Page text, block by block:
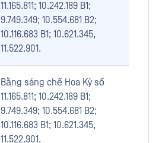
11.165.811; 10.242.189 B1;
9.749.349; 10.554.681 B2;
10.116.683 B1; 10.621.345,
11.522.901.
Bằng sáng chế Hoa Kỳ số
11.165.811; 10.242.189 B1;
9.749.349; 10.554.681 B2;
10.116.683 B1; 10.621.345,
11.522.901.